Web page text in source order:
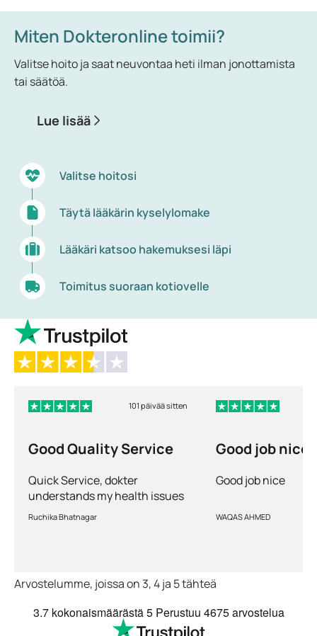
Miten Dokteronline toimii?
Valitse hoito ja saat neuvontaa heti ilman jonottamista
tai säätöä.
Lue lisää
Valitse hoitosi
Täytä lääkärin kyselylomake
Lääkäri katsoo hakemuksesi läpi
Toimitus suoraan kotiovelle
101 päivää sitten
Good Quality Service
Quick Service, dokter
understands my health issues
and good diagnosis
Ruchika Bhatnagar
Good job nice
Good job nice
WAQAS AHMED
Arvostelumme, joissa on 3, 4 ja 5 tähteä
3.7kokonaismäärästä 5 Perustuu 4675 arvostelua